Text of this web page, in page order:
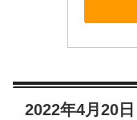
2022年4月20